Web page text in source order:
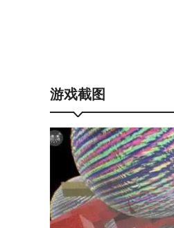
后室重生重制版功能
玩家在探索建筑的时候
游戏截图